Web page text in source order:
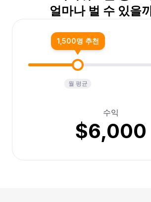
얼마나 벌 수 있을
1,500명 추천
월 평균
수익
$6,000